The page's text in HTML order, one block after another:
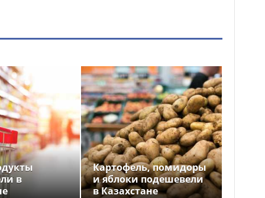
в
Картофель, помидоры
и яблоки подешевели
в Казахстане